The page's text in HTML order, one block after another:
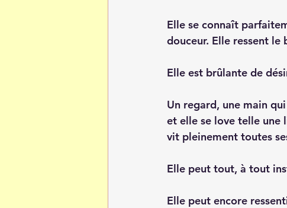
Elle se connaît
douceur. Elle ressent
Elle est brûlante de
Un regard, une main
et elle se love telle une
vit pleinement toutes
Elle peut tout, à tout
Elle peut encore